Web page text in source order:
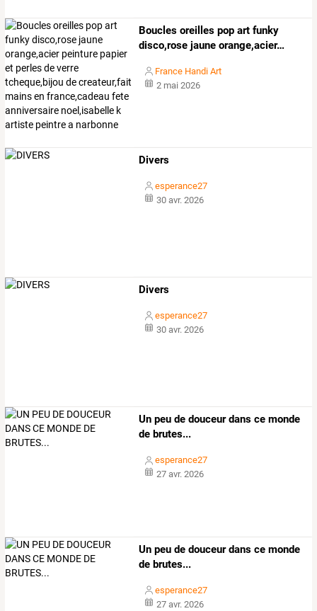
Boucles oreilles pop art funky
disco,rose jaune orange,acier…
France Handi Art
2 mai 2026
Divers
esperance27
30 avr. 2026
Divers
esperance27
30 avr. 2026
Un peu de douceur dans ce monde
de brutes...
esperance27
27 avr. 2026
Un peu de douceur dans ce monde
de brutes...
esperance27
27 avr. 2026